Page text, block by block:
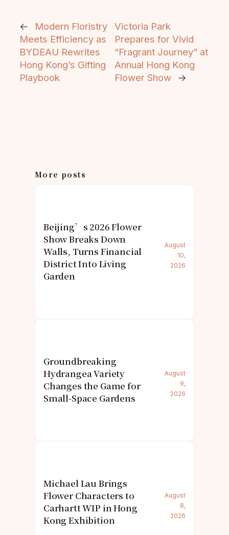
←
Modern Floristry
Meets Efficiency as
BYDEAU Rewrites
Hong Kong’s Gifting
Playbook
Victoria Park
Prepares for Vivid
“Fragrant Journey” at
Annual Hong Kong
Flower Show
→
More posts
Beijing’s 2026 Flower
Show Breaks Down
Walls, Turns Financial
District Into Living
Garden
August
10,
2026
Groundbreaking
Hydrangea Variety
Changes the Game for
Small-Space Gardens
August
9,
2026
Michael Lau Brings
Flower Characters to
Carhartt WIP in Hong
Kong Exhibition
August
8,
2026